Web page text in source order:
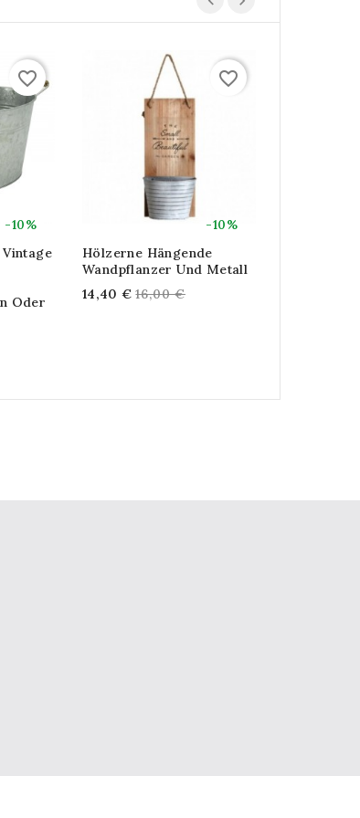
-10%
favorite_border
Oder
-10%
favorite_border
Hölzerne Hängende
Wandpflanzer Und Metall
14,40 € Regular
16,00 €